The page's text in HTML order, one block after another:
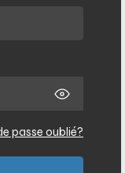
passe oublié?